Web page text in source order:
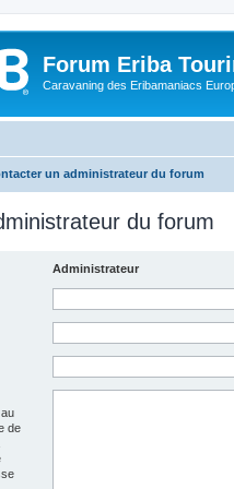
Forum Eriba
Caravaning des Eribamaniacs
un administrateur du forum
du forum
Administrateur
de